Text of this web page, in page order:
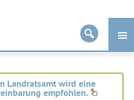
Landratsamt wird eine
empfohlen.